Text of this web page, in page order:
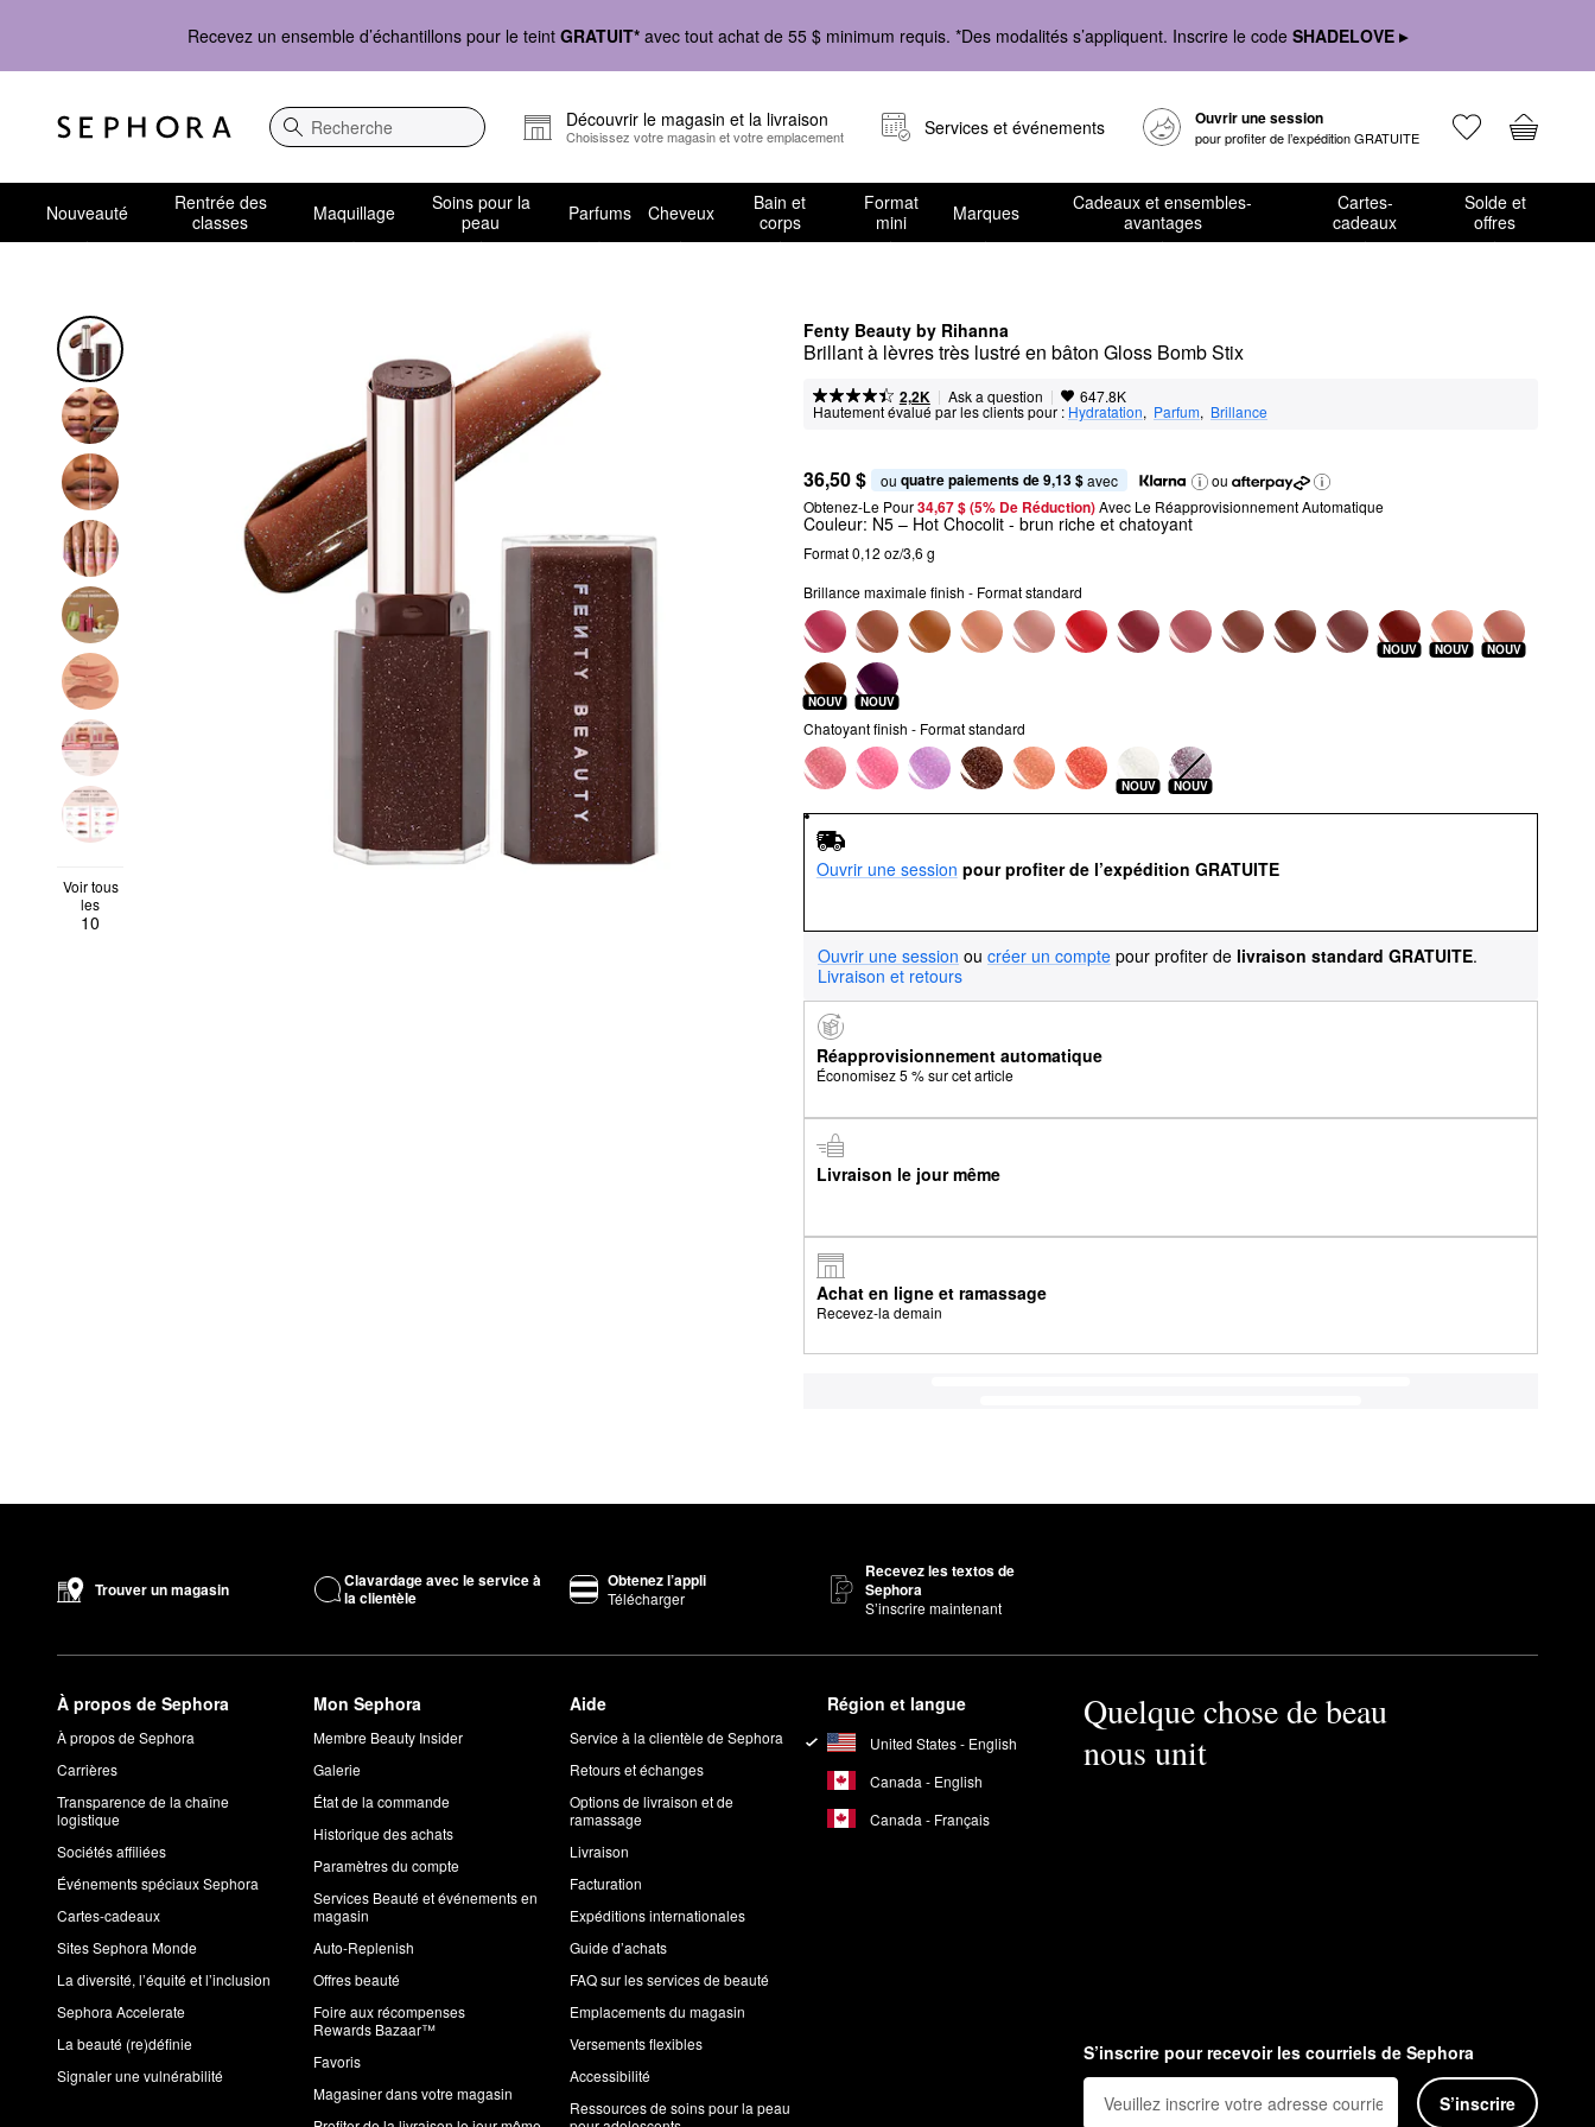
Recevez un ensemble d’échantillons pour le teint GRATUIT* avec tout achat de 55 $ minimum requis. *Des modalités s’appliquent. Inscrire le code SHADELOVE ▸
Recherche
Découvrir le magasin et la livraison
Choisissez votre magasin et votre emplacement Services et événements Ouvrir une session
pour profiter de l’expédition GRATUITE
Nouveauté
Rentrée des
classes
Maquillage
Soins pour la
peau
Parfums Cheveux
Bain et
corps
Format
mini
Marques
Cadeaux et ensembles-
avantages
Cartes-
cadeaux
Solde et
offres
Fenty Beauty by Rihanna
Brillant à lèvres très lustré en bâton Gloss Bomb Stix
2,2K | Ask a question | 647.8K
Hautement évalué par les clients pour : Hydratation, Parfum, Brillance
Voir tous
les
10
36,50 $ ou quatre paiements de 9,13 $ avec
ou
Obtenez-Le Pour34,67 $ (5% De Réduction) Avec Le Réapprovisionnement Automatique
Couleur: N5 – Hot Chocolit - brun riche et chatoyant
Format 0,12 oz/3,6 g
Brillance maximale finish - Format standard
NOUV NOUV NOUV
NOUV NOUV
Chatoyant finish - Format standard
NOUV NOUV
Ouvrir une session pour profiter de l’expédition GRATUITE
Ouvrir une session ou créer un compte pour profiter de livraison standard GRATUITE.
Livraison et retours
Réapprovisionnement automatique
Économisez 5 % sur cet article
Livraison le jour même
Achat en ligne et ramassage
Recevez-la demain
Trouver un magasin
Clavardage avec le service à
la clientèle
Obtenez l’appli
Télécharger
Recevez les textos de
Sephora
S’inscrire maintenant
À propos de Sephora
À propos de Sephora
Carrières
Transparence de la chaîne
logistique
Sociétés affiliées
Événements spéciaux Sephora
Cartes-cadeaux
Sites Sephora Monde
La diversité, l’équité et l’inclusion
Sephora Accelerate
La beauté (re)définie
Signaler une vulnérabilité
Mon Sephora
Membre Beauty Insider
Galerie
État de la commande
Historique des achats
Paramètres du compte
Services Beauté et événements en
magasin
Auto-Replenish
Offres beauté
Foire aux récompenses
Rewards Bazaar™
Favoris
Magasiner dans votre magasin
Aide
Service à la clientèle de Sephora
Retours et échanges
Options de livraison et de
ramassage
Livraison
Facturation
Expéditions internationales
Guide d’achats
FAQ sur les services de beauté
Emplacements du magasin
Versements flexibles
Accessibilité
Ressources de soins pour la peau
Région et langue
United States - English
Canada - English
Canada - Français
Quelque chose de beau
nous unit
S’inscrire pour recevoir les courriels de Sephora
S’inscrire